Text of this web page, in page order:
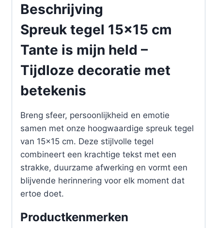
Beschrijving
Spreuk tegel 15×15 cm
Tante is mijn held –
Tijdloze decoratie met
betekenis
Breng sfeer, persoonlijkheid en emotie
samen met onze hoogwaardige spreuk tegel
van 15×15 cm. Deze stijlvolle tegel
combineert een krachtige tekst met een
strakke, duurzame afwerking en vormt een
blijvende herinnering voor elk moment dat
ertoe doet.
Productkenmerken